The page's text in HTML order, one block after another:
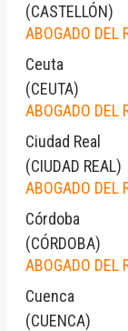
(CASTELLÓN)
ABOGADO DEL
Ceuta
(CEUTA)
ABOGADO DEL
Ciudad Real
(CIUDAD REAL)
ABOGADO DEL
Córdoba
(CÓRDOBA)
ABOGADO DEL
Cuenca
(CUENCA)